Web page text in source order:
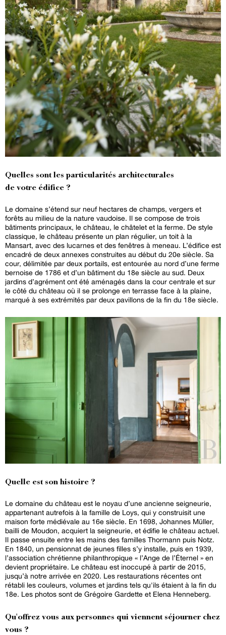
Quelles sont les particularités architecturales
de votre édifice ?
Le domaine s’étend sur neuf hectares de champs, vergers et
forêts au milieu de la nature vaudoise. Il se compose de trois
bâtiments principaux, le château, le châtelet et la ferme. De style
classique, le château présente un plan régulier, un toit à la
Mansart, avec des lucarnes et des fenêtres à meneau. L’édifice est
encadré de deux annexes construites au début du 20e siècle. Sa
cour, délimitée par deux portails, est entourée au nord d’une ferme
bernoise de 1786 et d’un bâtiment du 18e siècle au sud. Deux
jardins d’agrément ont été aménagés dans la cour centrale et sur
le côté du château où il se prolonge en terrasse face à la plaine,
marqué à ses extrémités par deux pavillons de la fin du 18e siècle.
Quelle est son histoire ?
Le domaine du château est le noyau d’une ancienne seigneurie,
appartenant autrefois à la famille de Loys, qui y construisit une
maison forte médiévale au 16e siècle. En 1698, Johannes Müller,
bailli de Moudon, acquiert la seigneurie, et édifie le château actuel.
Il passe ensuite entre les mains des familles Thormann puis Notz.
En 1840, un pensionnat de jeunes filles s’y installe, puis en 1939,
l’association chrétienne philanthropique « l’Ange de l’Éternel » en
devient propriétaire. Le château est inoccupé à partir de 2015,
jusqu’à notre arrivée en 2020. Les restaurations récentes ont
rétabli les couleurs, volumes et jardins tels qu'ils étaient à la fin du
18e. Les photos sont de Grégoire Gardette et Elena Henneberg.
Qu'offrez vous aux personnes qui viennent séjourner chez
vous ?